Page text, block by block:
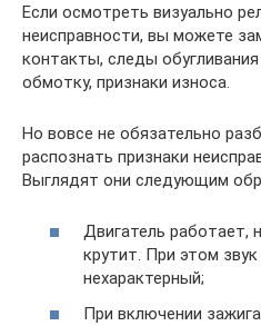
Если осмотреть визуально
неисправности, вы можете
контакты, следы
обмотку, признаки износа.
Но вовсе не обязательно
распознать признаки
Выглядят они следующим
Двигатель работает,
крутит. При этом
нехарактерный;
При включении